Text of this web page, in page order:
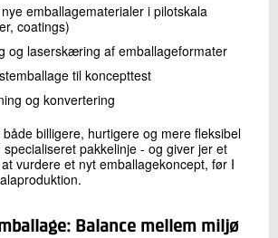
emballagematerialer i pilotskala
coatings)
og laserskæring af emballageformater
til koncepttest
og konvertering
billigere, hurtigere og mere fleksibel
pakkelinje - og giver jer et
vurdere et nyt emballagekoncept, før I
Balance mellem miljø